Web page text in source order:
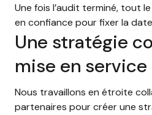
Une fois l’audit terminé, tout
en confiance pour fixer la
Une stratégie
mise en service
Nous travaillons en étroite
partenaires pour créer une